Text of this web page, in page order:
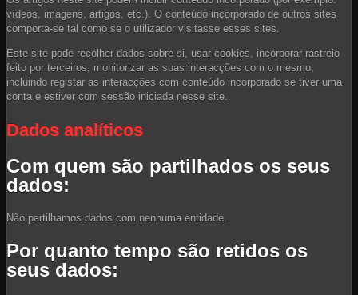
vídeos, imagens, artigos, etc.). O conteúdo incorporado de outros sites
comporta-se tal como se o utilizador visitasse esses sites.
Este site pode recolher dados sobre si, usar cookies, incorporar rastreio
feito por terceiros, monitorizar as suas interacções com o mesmo,
incluindo registar as interacções com conteúdo incorporado se tiver uma
conta e estiver com sessão iniciada nesse site.
Dados analíticos
Com quem são partilhados os seus
dados:
Não partilhamos dados com nenhuma entidade.
Por quanto tempo são retidos os
seus dados: